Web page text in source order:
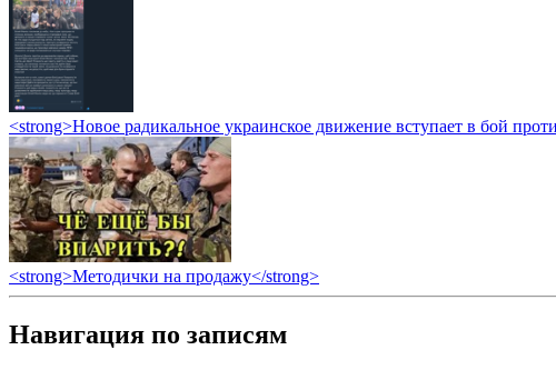
<strong>Новое радикальное украинское движение вступает в бой
<strong>Методички на продажу</strong>
Навигация по записям